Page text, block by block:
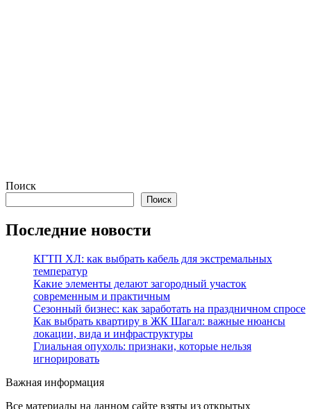
Поиск
Поиск
Последние новости
КГТП ХЛ: как выбрать кабель для экстремальных
температур
Какие элементы делают загородный участок
современным и практичным
Сезонный бизнес: как заработать на праздничном спросе
Как выбрать квартиру в ЖК Шагал: важные нюансы
локации, вида и инфраструктуры
Глиальная опухоль: признаки, которые нельзя
игнорировать
Важная информация
Все материалы на данном сайте взяты из открытых